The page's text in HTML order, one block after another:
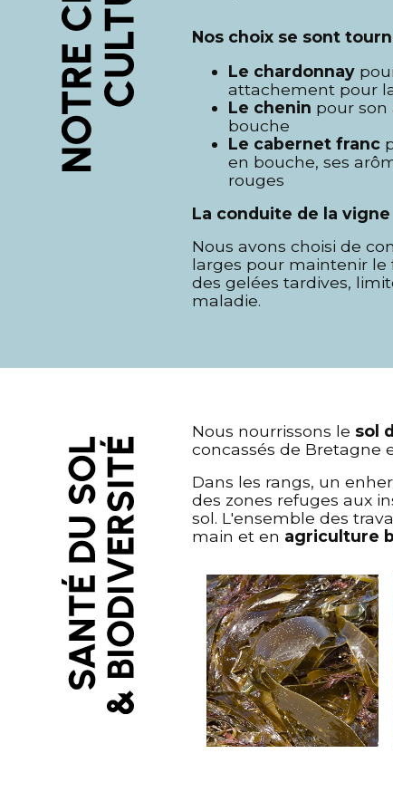
Nos choix se sont
Le chardonnay
attachement pour
Le chenin pour
bouche
Le cabernet franc
en bouche, ses
rouges
La conduite de la vigne
Nous avons choisi de
larges pour maintenir
des gelées tardives,
maladie.
Nous nourrissons le sol
concassés de Bretagne
Dans les rangs, un
des zones refuges aux
sol. L'ensemble des
main et en agriculture